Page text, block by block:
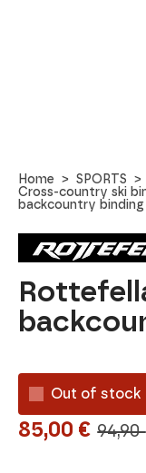
Home SPORTS
Cross-country ski
backcountry binding
Out of stock
94,90
Original
85,00 €
Current